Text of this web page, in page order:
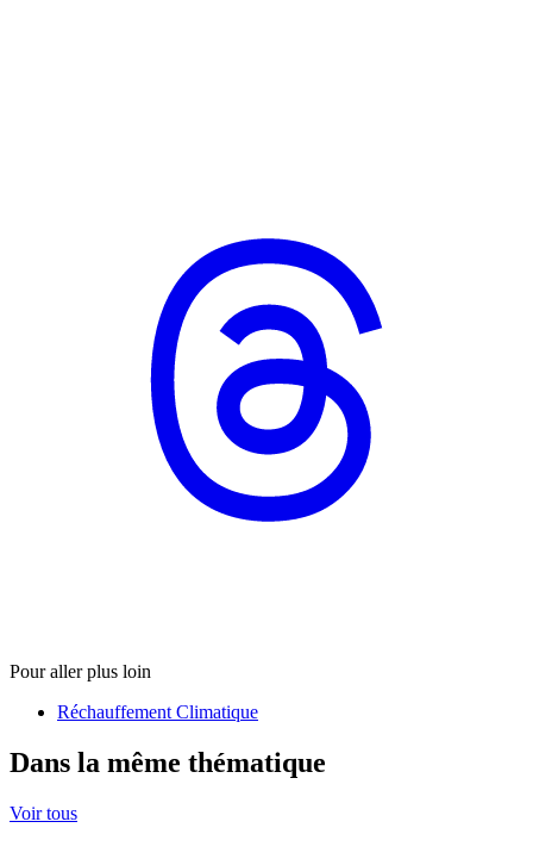
Pour aller plus loin
Réchauffement Climatique
Dans la même thématique
Voir tous